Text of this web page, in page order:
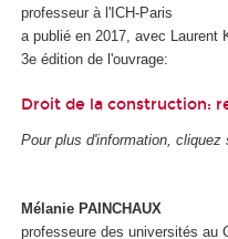
professeur à l'ICH-Paris
a publié en 2017, avec Laurent
3e édition de l'ouvrage:
Droit de la construction:
Pour plus d'information, cliquez
Mélanie PAINCHAUX
professeure des universités au